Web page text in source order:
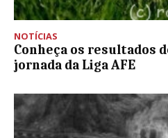
NOTÍCIAS
Conheça os resultados
jornada da Liga AFE